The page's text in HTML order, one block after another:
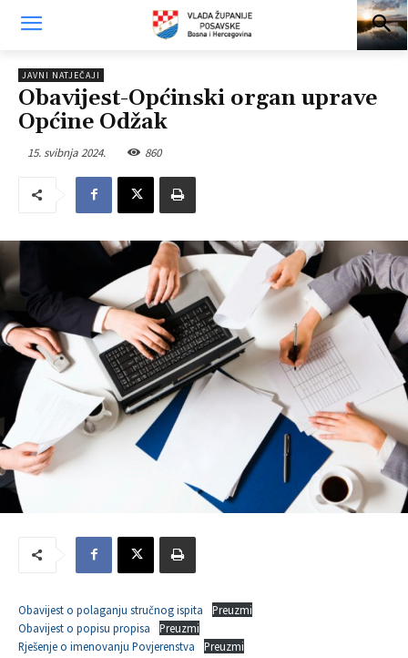
JAVNI NATJEČAJI
Obavijest-Općinski organ uprave
Općine Odžak
15. svibnja 2024. 860
Obavijest o polaganju stručnog ispita
Preuzmi
Obavijest o popisu propisa
Preuzmi
Rješenje o imenovanju Povjerenstva
Preuzmi